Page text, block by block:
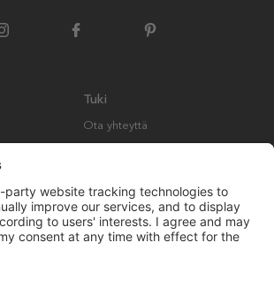
Tuki
Ota yhteyttä
Palautukset ja vaatimukset